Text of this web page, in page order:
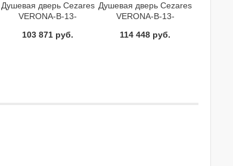
Душевая дверь Cezares
VERONA-B-13-
103 871 руб.
Душевая дверь Cezares
VERONA-B-13-
114 448 руб.